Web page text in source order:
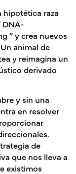
hipotética raza
DNA-
” y crea nuevos
animal de
y reimagina un
derivado
y sin una
en resolver
de
que nos lleva a
existimos